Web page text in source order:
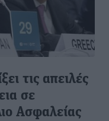
τις απειλές
σε
Ασφαλείας